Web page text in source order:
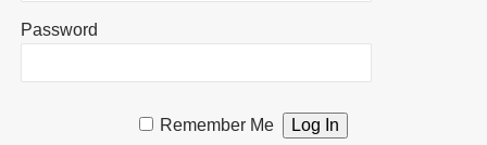
Password
Remember Me